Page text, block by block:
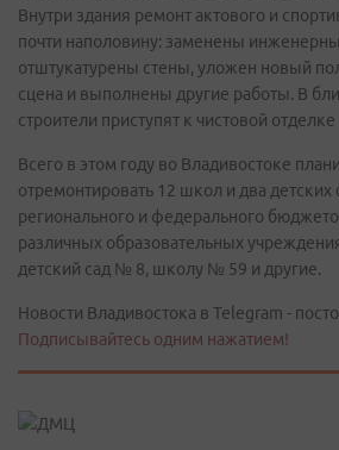
Внутри здания ремонт актового и
почти наполовину: заменены
отштукатурены стены, уложен новый
сцена и выполнены другие работы. В
строители приступят к чистовой
Всего в этом году во Владивостоке
отремонтировать 12 школ и два детских
регионального и федерального
различных образовательных
детский сад № 8, школу № 59 и другие.
Новости Владивостока в Telegram -
Подписывайтесь одним нажатием!